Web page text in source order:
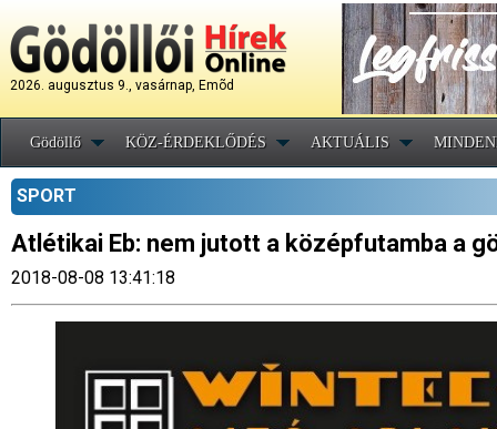
2026. augusztus 9., vasárnap, Emõd
Gödöllő KÖZ-ÉRDEKLŐDÉS AKTUÁLIS
SPORT
Atlétikai Eb: nem jutott a középfutamba a
2018-08-08 13:41:18